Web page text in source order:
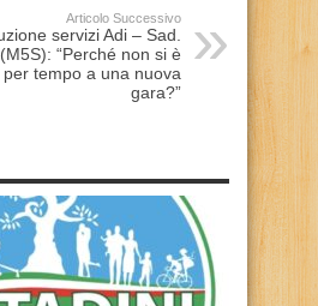
Articolo Successivo
servizi Adi – Sad.
“Perché non si è
tempo a una nuova
gara?”